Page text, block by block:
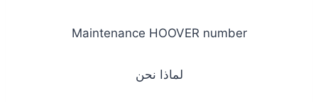
Maintenance HOOVER number
لماذا نحن